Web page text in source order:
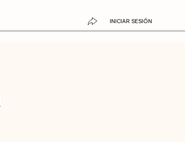
INICIAR SESIÓN